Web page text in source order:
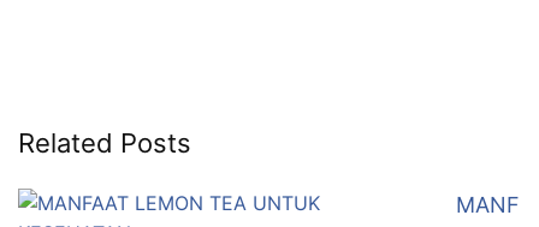
Related Posts
MANF